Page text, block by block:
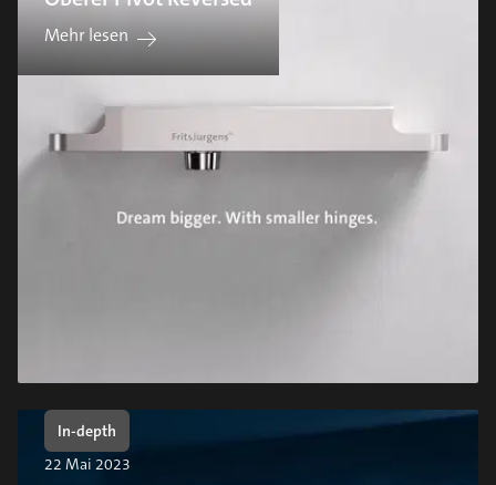
Mehr lesen
In-depth
22 Mai 2023